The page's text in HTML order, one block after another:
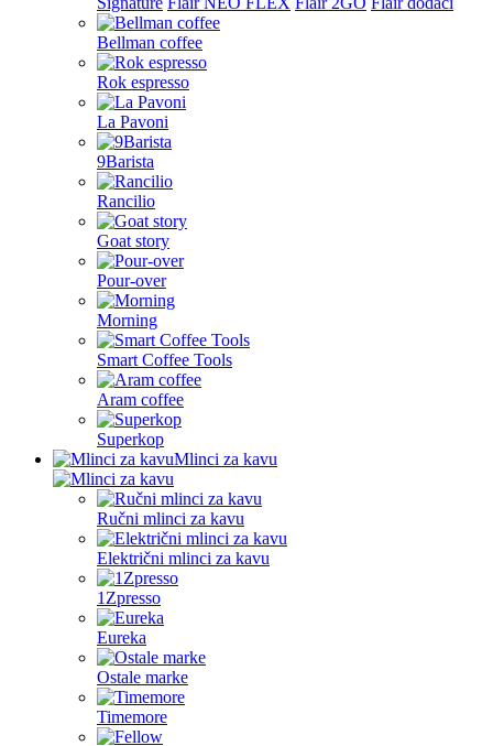
Bellman coffee
Rok espresso
La Pavoni
9Barista
Rancilio
Goat story
Pour-over
Morning
Smart Coffee Tools
Aram coffee
Superkop
Mlinci za kavu
Ručni mlinci za kavu
Električni mlinci za kavu
1Zpresso
Eureka
Ostale marke
Timemore